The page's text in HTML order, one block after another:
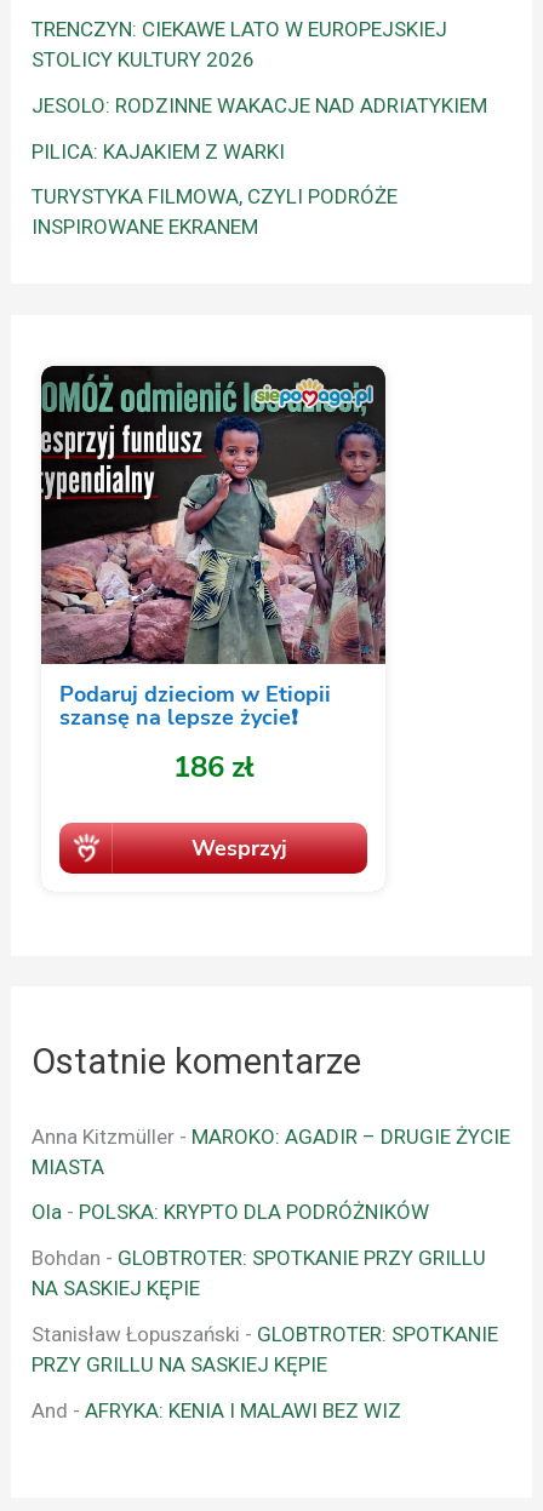
TRENCZYN: CIEKAWE LATO W EUROPEJSKIEJ
STOLICY KULTURY 2026
JESOLO: RODZINNE WAKACJE NAD ADRIATYKIEM
PILICA: KAJAKIEM Z WARKI
TURYSTYKA FILMOWA, CZYLI PODRÓŻE
INSPIROWANE EKRANEM
Ostatnie komentarze
Anna Kitzmüller - MAROKO: AGADIR – DRUGIE ŻYCIE
MIASTA
Ola - POLSKA: KRYPTO DLA PODRÓŻNIKÓW
Bohdan - GLOBTROTER: SPOTKANIE PRZY GRILLU
NA SASKIEJ KĘPIE
Stanisław Łopuszański - GLOBTROTER: SPOTKANIE
PRZY GRILLU NA SASKIEJ KĘPIE
And -AFRYKA: KENIA I MALAWI BEZ WIZ